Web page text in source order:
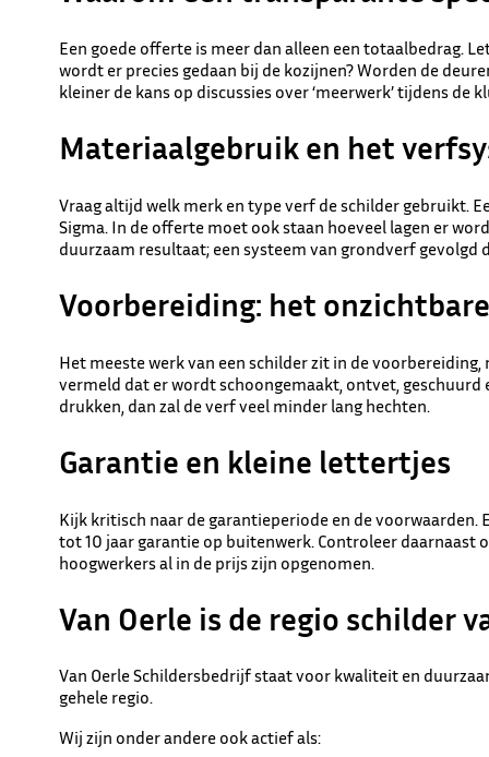
Een goede offerte is meer dan alleen een totaalbedrag.
wordt er precies gedaan bij de kozijnen? Worden de
kleiner de kans op discussies over ‘meerwerk’ tijdens de
Materiaalgebruik en het
Vraag altijd welk merk en type verf de schilder gebruikt.
Sigma. In de offerte moet ook staan hoeveel lagen er
duurzaam resultaat; een systeem van grondverf
Voorbereiding: het
Het meeste werk van een schilder zit in de
vermeld dat er wordt schoongemaakt, ontvet,
drukken, dan zal de verf veel minder lang hechten.
Garantie en kleine lettertjes
Kijk kritisch naar de garantieperiode en de
tot 10 jaar garantie op buitenwerk. Controleer
hoogwerkers al in de prijs zijn opgenomen.
Van Oerle is de regio schilder
Van Oerle Schildersbedrijf staat voor kwaliteit en
gehele regio.
Wij zijn onder andere ook actief als: